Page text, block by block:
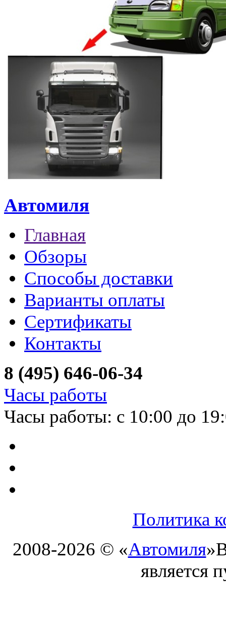
Автомиля
Главная
Обзоры
Способы доставки
Варианты оплаты
Сертификаты
Контакты
8 (495) 646-06-34
Часы работы
Часы работы: с 10:00 до
Политика
2008-2026 © «Автомиля»
является